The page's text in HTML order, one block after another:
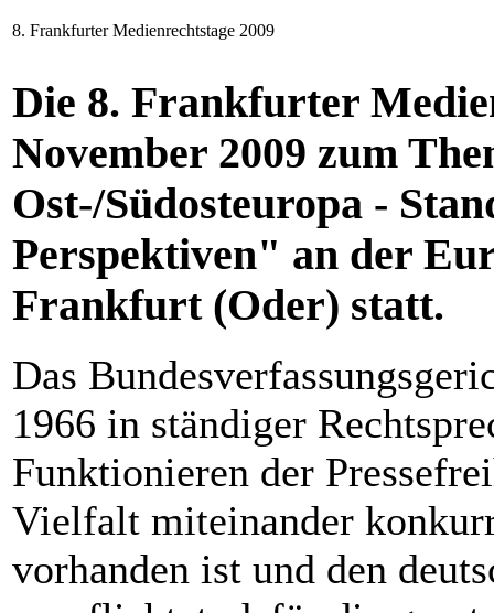
8. Frankfurter Medienrechtstage 2009
Die 8. Frankfurter
November 2009 zum
Ost-/Südosteuropa -
Perspektiven" an der
Frankfurt (Oder) statt.
Das
1966 in ständiger
Funktionieren der
Vielfalt miteinander
vorhanden ist und den